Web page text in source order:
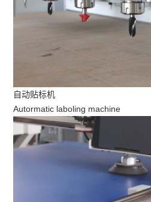
自动贴标机
Autormatic laboling machine